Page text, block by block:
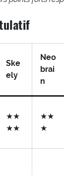
Ske
ely
Neo
brai
n
★★
★★
★★
★